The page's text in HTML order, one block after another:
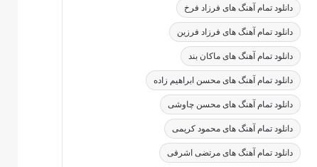
دانلود تمام آهنگ های فرزاد فرخ
دانلود تمام آهنگ های فرزاد فرزین
دانلود تمام آهنگ های ماکان بند
دانلود تمام آهنگ های محسن ابراهیم زاده
دانلود تمام آهنگ های محسن چاوشی
دانلود تمام آهنگ های محمود کریمی
دانلود تمام آهنگ های مرتضی اشرفی